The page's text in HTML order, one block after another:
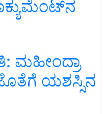
ಮಹೀಂದ್ರಾ
ಯಶಸ್ಸಿನ